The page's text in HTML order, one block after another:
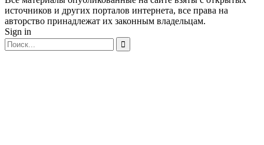
источников и других порталов интернета, все права на
авторство принадлежат их законным владельцам.
Sign in